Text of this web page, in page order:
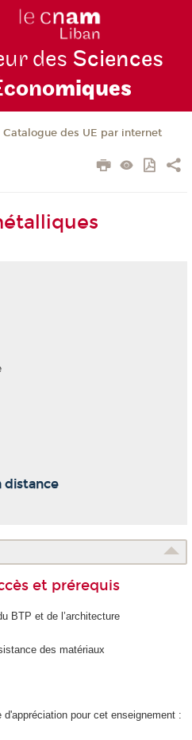
des Sciences
miques
Catalogue des UE par internet
distance
et prérequis
BTP et de l’architecture
des matériaux
pour cet enseignement :